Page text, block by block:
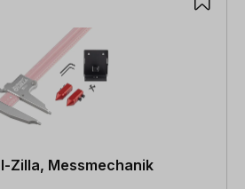
Zilla, Messmechanik